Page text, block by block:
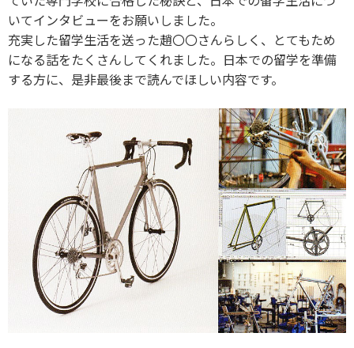
いてインタビューをお願いしました。
充実した留学生活を送った趙〇〇さんらしく、とてもため
になる話をたくさんしてくれました。日本での留学を準備
する方に、是非最後まで読んでほしい内容です。